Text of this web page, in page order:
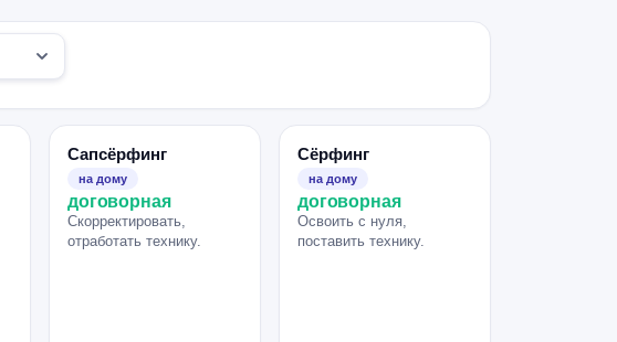
Сапсёрфинг
на дому
договорная
Скорректировать,
отработать технику.
Сёрфинг
на дому
договорная
Освоить с нуля,
поставить технику.